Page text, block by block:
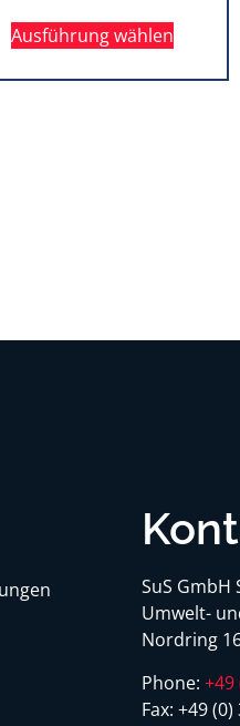
Ausführung wählen
SuS GmbH
Umwelt-
Nordring
Phone:+49
Fax:+49 (0)